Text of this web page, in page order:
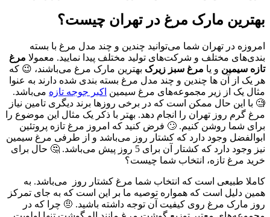
بهترین مارک مرغ در تهران چیست؟
امروزه در تهران شما می‌توانید چندین و چند مدل مرغ با بسته
بندی‌های مختلف و شرکت‌های تولید مختلف پیدا نمایید. معمولا مرغ
تازه سیمین و یا مرغ سبز زیرک بهترین مارک مرغ می‌باشند، 😉 که
هر یک از آن ها چندین و چند مدل مرغ بسته بندی شده دارند به عنوا
مثال یک از زیر مجموعه‌های مرغ سیمین اکبر جوجه تازه می‌باشد.
🧐 با این حال ممکن است که در برخی روزها برند دیگری تامین نیاز
مرغ گرم روز تهران را انجام دهد. بهتر با ذکر یک مثال این موضوع را
برای شما روشن کنیم. 🙄 فرض کنید که امروز مرغ تازه پروتئین
ابوالفضل وجود دارد که کشتار روز می‌باشد و از طرفی مرغ سیمین
نیز وجود دارد که کشتار آن برای 5 روز پیش می‌باشد. 🤔 حال برای
خرید مرغ تازه، انتخاب شما چیست؟
کاملا طبیعی است که انتخاب شما مرغ کشتار روز می‌باشد. به
همین دلیل است که همواره توصیه ما بر این است که به جای تمرکز
روز مارک مرغ روی کیفیت آن توجه داشته باشید. 🤨 چرا که در